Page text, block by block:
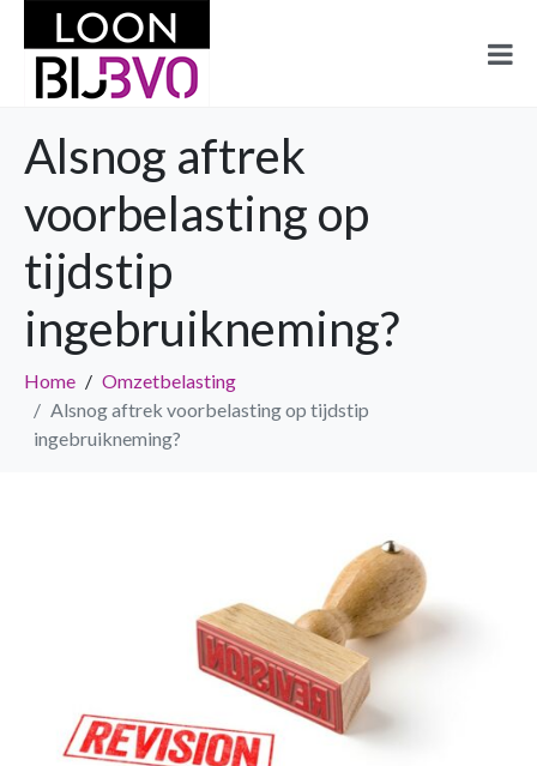
Alsnog aftrek
voorbelasting op
tijdstip
ingebruikneming?
Home
Omzetbelasting
Alsnog aftrek voorbelasting op tijdstip
ingebruikneming?